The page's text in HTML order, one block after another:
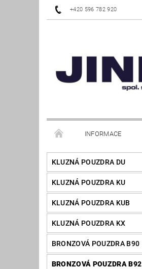
+420 596 782 920
INFORMACE
KLUZNÁ POUZDRA DU
KLUZNÁ POUZDRA KU
KLUZNÁ POUZDRA KUB
KLUZNÁ POUZDRA KX
BRONZOVÁ POUZDRA B90
BRONZOVÁ POUZDRA B92